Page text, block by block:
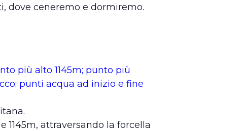
dove ceneremo e dormiremo.
più alto 1145m; punto più
punti acqua ad inizio e fine
attraversando la forcella